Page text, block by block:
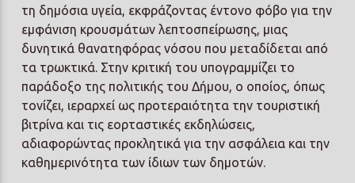
τη δημόσια υγεία, εκφράζοντας έντονο φόβο για την
εμφάνιση κρουσμάτων λεπτοσπείρωσης, μιας
δυνητικά θανατηφόρας νόσου που μεταδίδεται από
τα τρωκτικά. Στην κριτική του υπογραμμίζει το
παράδοξο της πολιτικής του Δήμου, ο οποίος, όπως
τονίζει, ιεραρχεί ως προτεραιότητα την τουριστική
βιτρίνα και τις εορταστικές εκδηλώσεις,
αδιαφορώντας προκλητικά για την ασφάλεια και την
καθημερινότητα των ίδιων των δημοτών.